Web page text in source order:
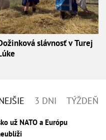
slávnosť v Turej
3 DNI TÝŽDEŇ
už NATO a Európu